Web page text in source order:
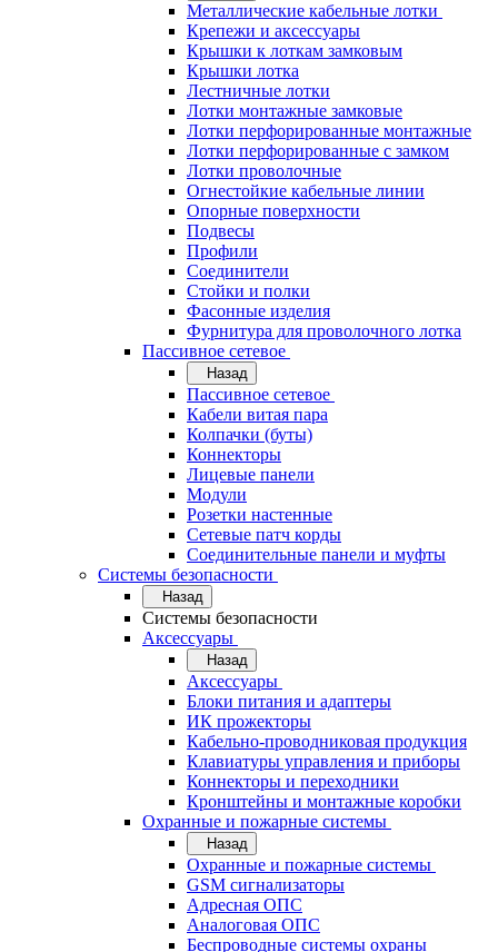
Металлические кабельные лотки
Крепежи и аксессуары
Крышки к лоткам замковым
Крышки лотка
Лестничные лотки
Лотки монтажные замковые
Лотки перфорированные монтажные
Лотки перфорированные с замком
Лотки проволочные
Огнестойкие кабельные линии
Опорные поверхности
Подвесы
Профили
Соединители
Стойки и полки
Фасонные изделия
Фурнитура для проволочного лотка
Пассивное сетевое
Назад
Пассивное сетевое
Кабели витая пара
Колпачки (буты)
Коннекторы
Лицевые панели
Модули
Розетки настенные
Сетевые патч корды
Соединительные панели и муфты
Системы безопасности
Назад
Системы безопасности
Аксессуары
Назад
Аксессуары
Блоки питания и адаптеры
ИК прожекторы
Кабельно-проводниковая продукция
Клавиатуры управления и приборы
Коннекторы и переходники
Кронштейны и монтажные коробки
Охранные и пожарные системы
Назад
Охранные и пожарные системы
GSM сигнализаторы
Адресная ОПС
Аналоговая ОПС
Беспроводные системы охраны